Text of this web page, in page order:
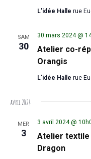
L'idée Halle rue
SAM
30
Atelier co-
Orangis
30 mars 2024 @
L'idée Halle rue
avril 2024
MER
3
Atelier textile
Dragon
3 avril 2024 @